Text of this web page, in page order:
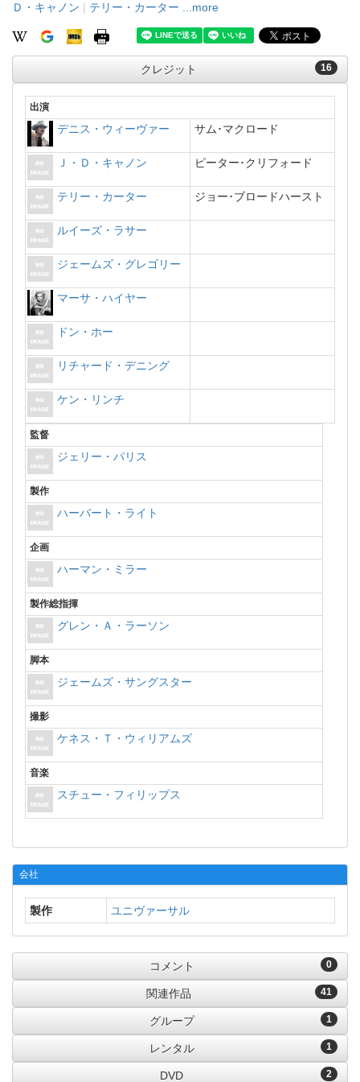
Ｄ・キャノン | テリー・カーター ...more
16
クレジット
出演
デニス・ウィーヴァー サム･マクロード
Ｊ・Ｄ・キャノン ピーター･クリフォード
テリー・カーター ジョー･ブロードハースト
ルイーズ・ラサー
ジェームズ・グレゴリー
マーサ・ハイヤー
ドン・ホー
リチャード・デニング
ケン・リンチ
監督
ジェリー・パリス
製作
ハーバート・ライト
企画
ハーマン・ミラー
製作総指揮
グレン・Ａ・ラーソン
脚本
ジェームズ・サングスター
撮影
ケネス・Ｔ・ウィリアムズ
音楽
スチュー・フィリップス
会社
製作 ユニヴァーサル
0
コメント
41
関連作品
1
グループ
1
レンタル
2
DVD